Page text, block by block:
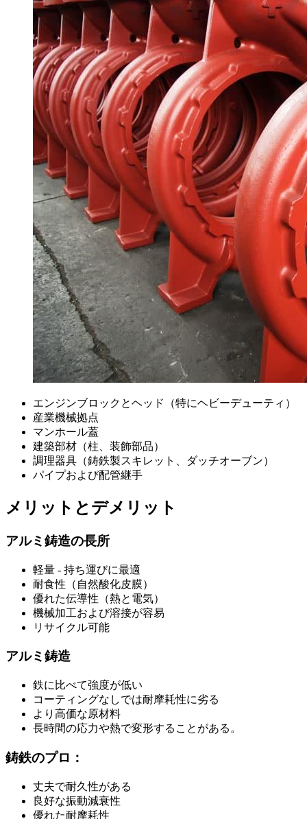
エンジンブロックとヘッド（特にヘビーデューティ）
産業機械拠点
マンホール蓋
建築部材（柱、装飾部品）
調理器具（鋳鉄製スキレット、ダッチオーブン）
パイプおよび配管継手
メリットとデメリット
アルミ鋳造の長所
軽量 - 持ち運びに最適
耐食性（自然酸化皮膜）
優れた伝導性（熱と電気）
機械加工および溶接が容易
リサイクル可能
アルミ鋳造
鉄に比べて強度が低い
コーティングなしでは耐摩耗性に劣る
より高価な原材料
長時間の応力や熱で変形することがある。
鋳鉄のプロ：
丈夫で耐久性がある
良好な振動減衰性
優れた耐摩耗性